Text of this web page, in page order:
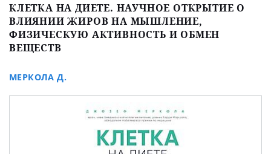
КЛЕТКА НА ДИЕТЕ. НАУЧНОЕ ОТКРЫТИЕ О
ВЛИЯНИИ ЖИРОВ НА МЫШЛЕНИЕ,
ФИЗИЧЕСКУЮ АКТИВНОСТЬ И ОБМЕН
ВЕЩЕСТВ
МЕРКОЛА Д.